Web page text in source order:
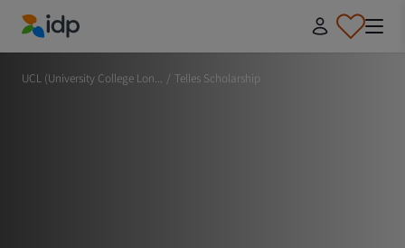
IDP Education
UCL (University College Lon... / Telles Scholarship